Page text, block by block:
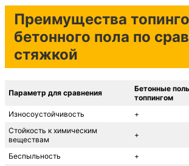
Преимущества
бетонного пола по
стяжкой
Параметр для сравнения
Бетонные
топпингом
Износоустойчивость +
Стойкость к химическим
веществам
+
Беспыльность +